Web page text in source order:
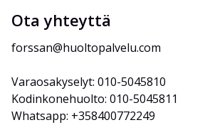
Ota yhteyttä
forssan@huoltopalvelu.com
Varaosakyselyt: 010-5045810
Kodinkonehuolto: 010-5045811
Whatsapp: +358400772249